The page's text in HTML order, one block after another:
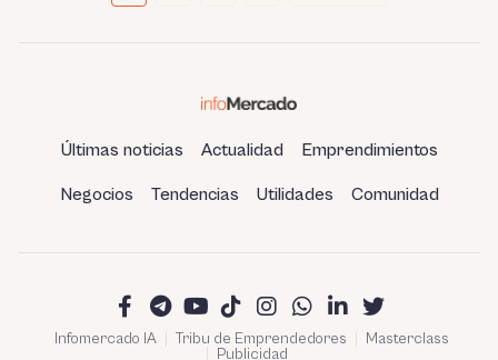
Últimas noticias Actualidad Emprendimientos
Negocios Tendencias Utilidades Comunidad
Infomercado IA Tribu de Emprendedores
Masterclass
Publicidad